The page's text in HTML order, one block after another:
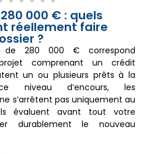
000 € : quels
réellement faire
?
280 000 € correspond
comprenant un crédit
un ou plusieurs prêts à la
niveau d’encours, les
s’arrêtent pas uniquement au
évaluent avant tout votre
durablement le nouveau